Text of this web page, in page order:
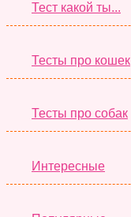
Тест какой ты...
Тесты про кошек
Тесты про собак
Интересные